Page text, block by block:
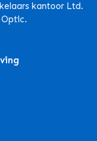
kantoor Ltd.